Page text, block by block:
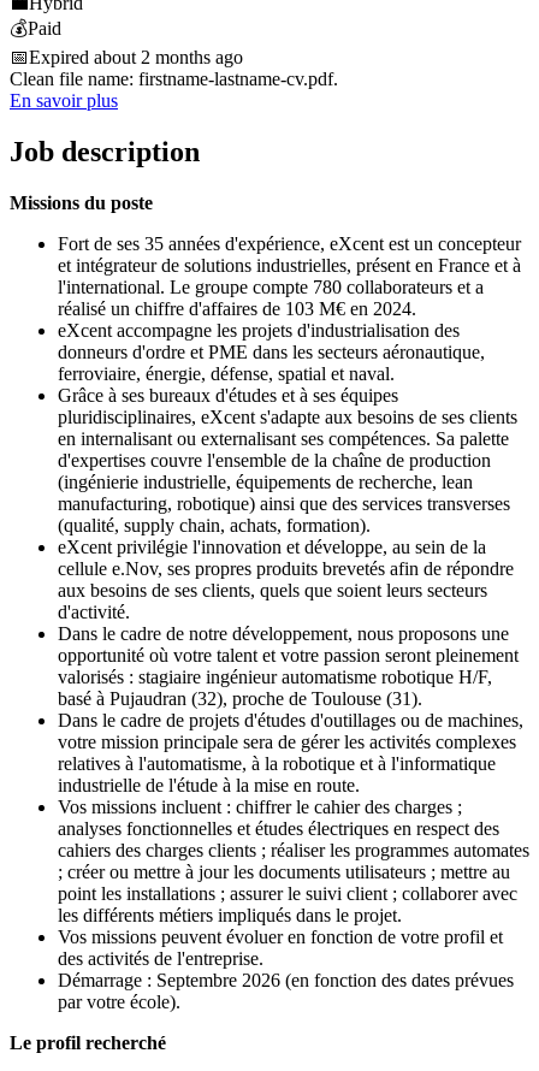
💰Paid
📅Expired about 2 months ago
Clean file name: firstname-lastname-cv.pdf.
En savoir plus
Job description
Missions du poste
Fort de ses 35 années d'expérience, eXcent est un concepteur
et intégrateur de solutions industrielles, présent en France et à
l'international. Le groupe compte 780 collaborateurs et a
réalisé un chiffre d'affaires de 103 M€ en 2024.
eXcent accompagne les projets d'industrialisation des
donneurs d'ordre et PME dans les secteurs aéronautique,
ferroviaire, énergie, défense, spatial et naval.
Grâce à ses bureaux d'études et à ses équipes
pluridisciplinaires, eXcent s'adapte aux besoins de ses clients
en internalisant ou externalisant ses compétences. Sa palette
d'expertises couvre l'ensemble de la chaîne de production
(ingénierie industrielle, équipements de recherche, lean
manufacturing, robotique) ainsi que des services transverses
(qualité, supply chain, achats, formation).
eXcent privilégie l'innovation et développe, au sein de la
cellule e.Nov, ses propres produits brevetés afin de répondre
aux besoins de ses clients, quels que soient leurs secteurs
d'activité.
Dans le cadre de notre développement, nous proposons une
opportunité où votre talent et votre passion seront pleinement
valorisés : stagiaire ingénieur automatisme robotique H/F,
basé à Pujaudran (32), proche de Toulouse (31).
Dans le cadre de projets d'études d'outillages ou de machines,
votre mission principale sera de gérer les activités complexes
relatives à l'automatisme, à la robotique et à l'informatique
industrielle de l'étude à la mise en route.
Vos missions incluent : chiffrer le cahier des charges ;
analyses fonctionnelles et études électriques en respect des
cahiers des charges clients ; réaliser les programmes automates
; créer ou mettre à jour les documents utilisateurs ; mettre au
point les installations ; assurer le suivi client ; collaborer avec
les différents métiers impliqués dans le projet.
Vos missions peuvent évoluer en fonction de votre profil et
des activités de l'entreprise.
Démarrage : Septembre 2026 (en fonction des dates prévues
par votre école).
Le profil recherché